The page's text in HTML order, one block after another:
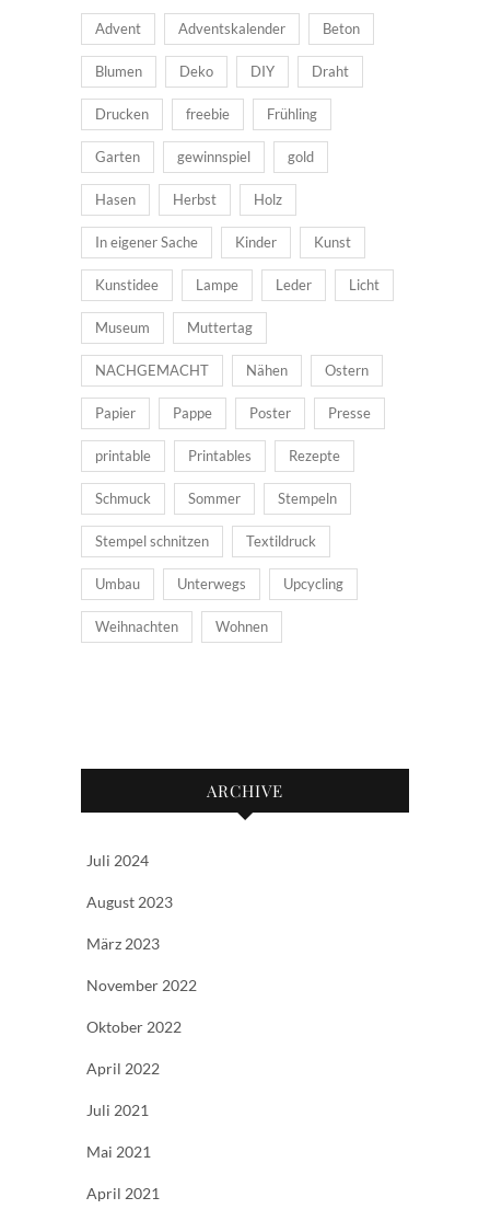
Advent Adventskalender Beton
Blumen Deko DIY Draht
Drucken freebie Frühling
Garten gewinnspiel gold
Hasen Herbst Holz
In eigener Sache Kinder Kunst
Kunstidee Lampe Leder Licht
Museum Muttertag
NACHGEMACHT Nähen Ostern
Papier Pappe Poster Presse
printable Printables Rezepte
Schmuck Sommer Stempeln
Stempel schnitzen Textildruck
Umbau Unterwegs Upcycling
Weihnachten Wohnen
ARCHIVE
Juli 2024
August 2023
März 2023
November 2022
Oktober 2022
April 2022
Juli 2021
Mai 2021
April 2021